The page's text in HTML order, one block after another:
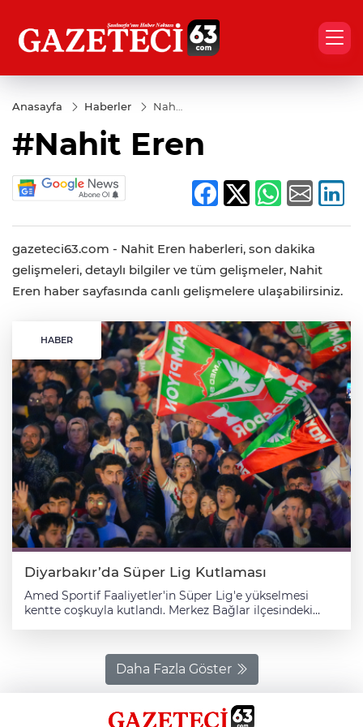
Anasayfa Haberler
Nahit
#Nahit Eren
gazeteci63.com - Nahit Eren haberleri, son dakika
gelişmeleri, detaylı bilgiler ve tüm gelişmeler, Nahit
Eren haber sayfasında canlı gelişmelere ulaşabilirsiniz.
HABER
Diyarbakır’da Süper Lig Kutlaması
Amed Sportif Faaliyetler'in Süper Lig'e yükselmesi
kentte coşkuyla kutlandı. Merkez Bağlar ilçesindeki
teknik heyet ve futbolcular takım otobüsüyle geldi.
Kulüp yöneticileri, teknik ekip ve futbolcular, kırmızı
halıda yürüyerek alana girdi. Havai fişek ve ışık
gösterileri yapılan etkinlikte, sanatçılar sahne aldı. Alanı
dolduran taraftarlar ve vatandaşlar, takımın
Daha Fazla Göster